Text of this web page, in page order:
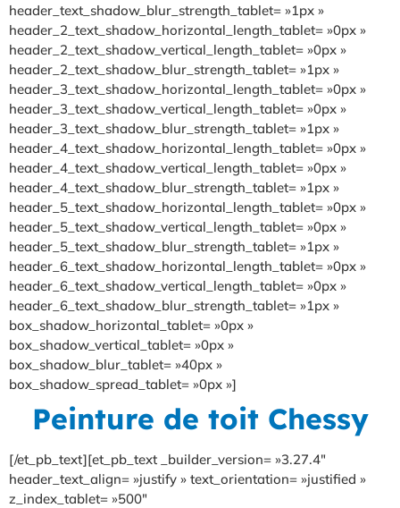
header_text_shadow_blur_strength_tablet= »1px »
header_2_text_shadow_horizontal_length_tablet= »0px »
header_2_text_shadow_vertical_length_tablet= »0px »
header_2_text_shadow_blur_strength_tablet= »1px »
header_3_text_shadow_horizontal_length_tablet= »0px »
header_3_text_shadow_vertical_length_tablet= »0px »
header_3_text_shadow_blur_strength_tablet= »1px »
header_4_text_shadow_horizontal_length_tablet= »0px »
header_4_text_shadow_vertical_length_tablet= »0px »
header_4_text_shadow_blur_strength_tablet= »1px »
header_5_text_shadow_horizontal_length_tablet= »0px »
header_5_text_shadow_vertical_length_tablet= »0px »
header_5_text_shadow_blur_strength_tablet= »1px »
header_6_text_shadow_horizontal_length_tablet= »0px »
header_6_text_shadow_vertical_length_tablet= »0px »
header_6_text_shadow_blur_strength_tablet= »1px »
box_shadow_horizontal_tablet= »0px »
box_shadow_vertical_tablet= »0px »
box_shadow_blur_tablet= »40px »
box_shadow_spread_tablet= »0px »]
Peinture de toit Chessy
[/et_pb_text][et_pb_text _builder_version= »3.27.4″
header_text_align= »justify » text_orientation= »justified »
z_index_tablet= »500″